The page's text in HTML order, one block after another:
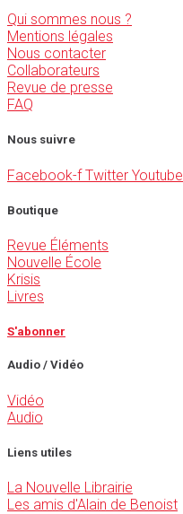
Qui sommes nous ?
Mentions légales
Nous contacter
Collaborateurs
Revue de presse
FAQ
Nous suivre
Facebook-f Twitter Youtube
Boutique
Revue Éléments
Nouvelle École
Krisis
Livres
S'abonner
Audio / Vidéo
Vidéo
Audio
Liens utiles
La Nouvelle Librairie
Les amis d'Alain de Benoist